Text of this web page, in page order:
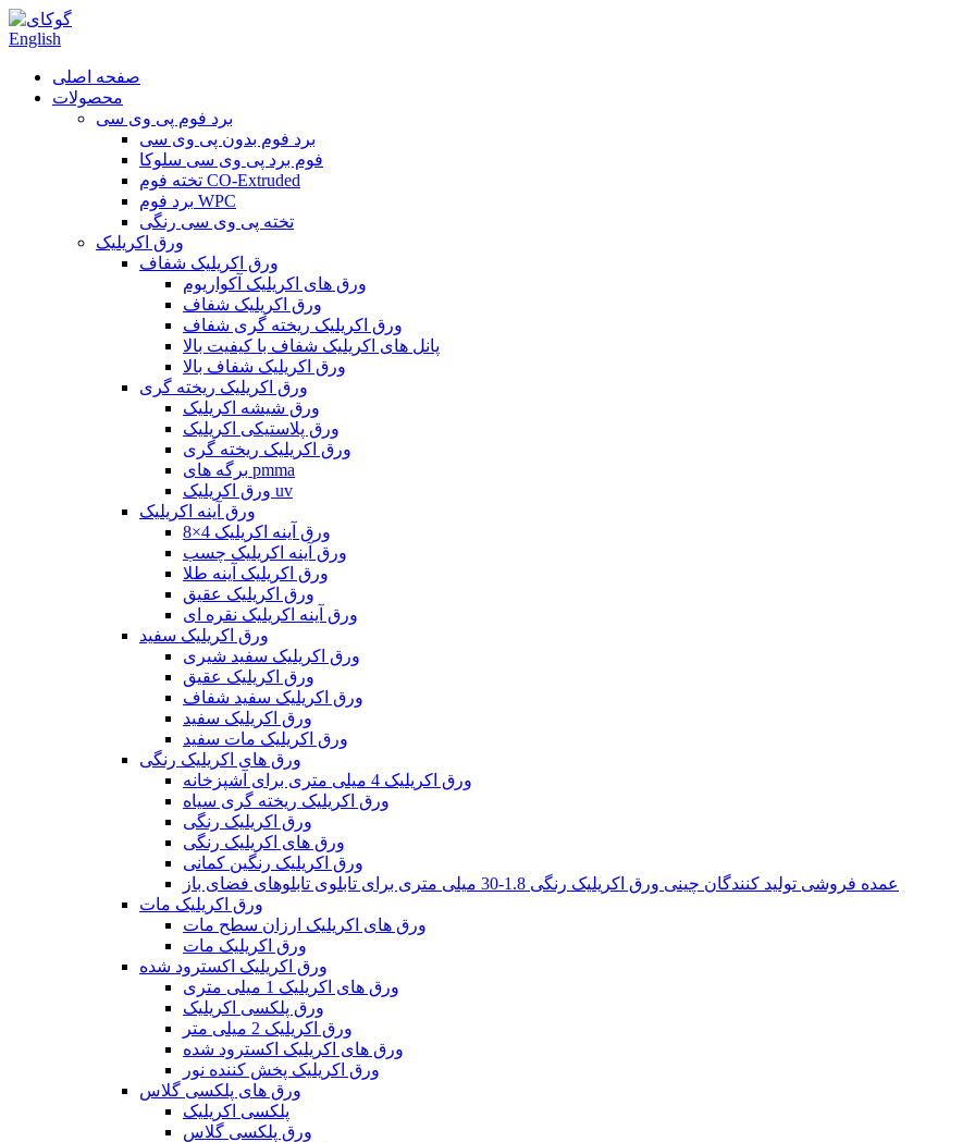
English
صفحه اصلی
محصولات
برد فوم پی وی سی
برد فوم بدون پی وی سی
فوم برد پی وی سی سلوکا
تخته فوم CO-Extruded
برد فوم WPC
تخته پی وی سی رنگی
ورق اکریلیک
ورق اکریلیک شفاف
ورق های اکریلیک آکواریوم
ورق اکریلیک شفاف
ورق اکریلیک ریخته گری شفاف
پانل های اکریلیک شفاف با کیفیت بالا
ورق اکریلیک شفاف بالا
ورق اکریلیک ریخته گری
ورق شیشه اکریلیک
ورق پلاستیکی اکریلیک
ورق اکریلیک ریخته گری
برگه های pmma
ورق اکریلیک uv
ورق آینه اکریلیک
ورق آینه اکریلیک 4×8
ورق آینه اکریلیک چسب
ورق اکریلیک آینه طلا
ورق اکریلیک عقیق
ورق آینه اکریلیک نقره ای
ورق اکریلیک سفید
ورق اکریلیک سفید شیری
ورق اکریلیک عقیق
ورق اکریلیک سفید شفاف
ورق اکریلیک سفید
ورق اکریلیک مات سفید
ورق های اکریلیک رنگی
ورق اکریلیک 4 میلی متری برای آشپزخانه
ورق اکریلیک ریخته گری سیاه
ورق اکریلیک رنگی
ورق های اکریلیک رنگی
ورق اکریلیک رنگین کمانی
عمده فروشی تولید کنندگان چینی ورق اکریلیک رنگی 1.8-30 میلی متری برای تابلوی تابلوهای فضای باز
ورق اکریلیک مات
ورق های اکریلیک ارزان سطح مات
ورق اکریلیک مات
ورق اکریلیک اکسترود شده
ورق های اکریلیک 1 میلی متری
ورق پلکسی اکریلیک
ورق اکریلیک 2 میلی متر
ورق های اکریلیک اکسترود شده
ورق اکریلیک پخش کننده نور
ورق های پلکسی گلاس
پلکسی اکریلیک
ورق پلکسی گلاس